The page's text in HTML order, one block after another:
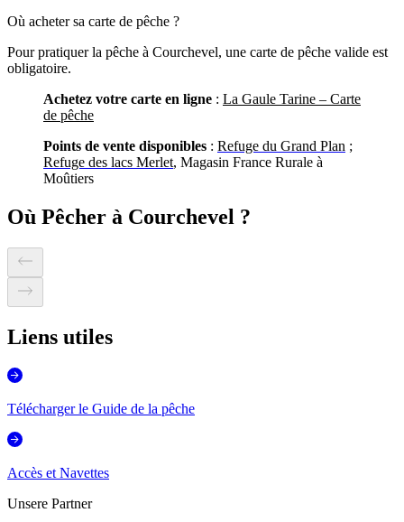
Où acheter sa carte de pêche ?
Pour pratiquer la pêche à Courchevel, une carte de pêche valide est
obligatoire.
Achetez votre carte en ligne : La Gaule Tarine – Carte
de pêche
Points de vente disponibles : Refuge du Grand Plan ;
Refuge des lacs Merlet, Magasin France Rurale à
Moûtiers
Où Pêcher à Courchevel ?
Liens utiles
Télécharger le Guide de la pêche
Accès et Navettes
Unsere Partner